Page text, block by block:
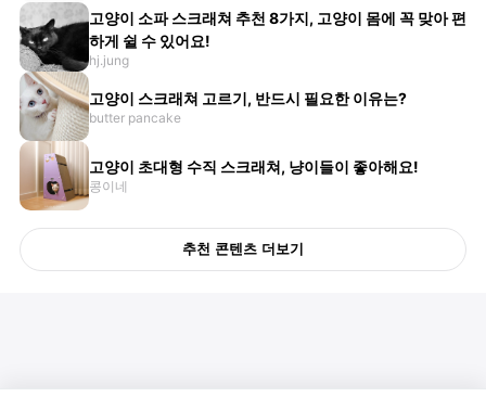
고양이 소파 스크래쳐 추천 8가지, 고양이 몸에 꼭 맞아 편
하게 쉴 수 있어요!
hj.jung
고양이 스크래쳐 고르기, 반드시 필요한 이유는?
butter pancake
고양이 초대형 수직 스크래쳐, 냥이들이 좋아해요!
콩이네
추천 콘텐츠 더보기